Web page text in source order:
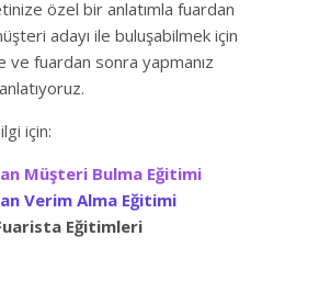
özel bir anlatımla fuardan
adayı ile buluşabilmek için
ve fuardan sonra yapmanız
için:
Müşteri Bulma Eğitimi
Verim Alma Eğitimi
Eğitimleri